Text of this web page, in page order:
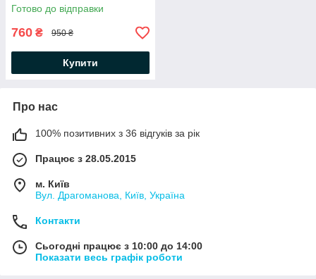
Готово до відправки
760 ₴ 950 ₴
Купити
Про нас
100% позитивних з 36 відгуків за рік
Працює з 28.05.2015
м. Київ
Вул. Драгоманова, Київ, Україна
Контакти
Сьогодні працює з 10:00 до 14:00
Показати весь графік роботи